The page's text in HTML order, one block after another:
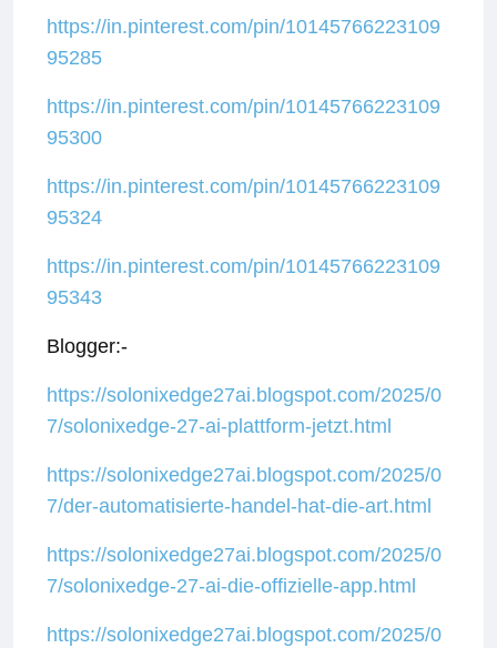
https://in.pinterest.com/pin/10145766223109
95285
https://in.pinterest.com/pin/10145766223109
95300
https://in.pinterest.com/pin/10145766223109
95324
https://in.pinterest.com/pin/10145766223109
95343
Blogger:-
https://solonixedge27ai.blogspot.com/2025/0
7/solonixedge-27-ai-plattform-jetzt.html
https://solonixedge27ai.blogspot.com/2025/0
7/der-automatisierte-handel-hat-die-art.html
https://solonixedge27ai.blogspot.com/2025/0
7/solonixedge-27-ai-die-offizielle-app.html
https://solonixedge27ai.blogspot.com/2025/0